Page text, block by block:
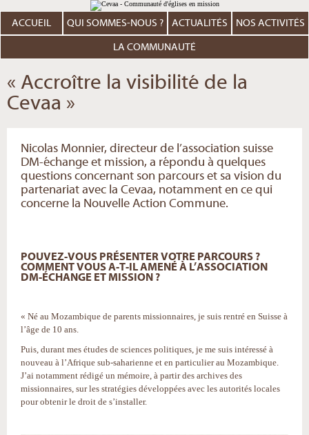
au
contenu.
Aller
personnels
ACCUEIL QUI SOMMES-NOUS ? ACTUALITÉS NOS ACTIVITÉS
LA COMMUNAUTÉ
« Accroître la visibilité de la
Cevaa »
Nicolas Monnier, directeur de l’association suisse
DM-échange et mission, a répondu à quelques
questions concernant son parcours et sa vision du
partenariat avec la Cevaa, notamment en ce qui
concerne la Nouvelle Action Commune.
POUVEZ-VOUS PRÉSENTER VOTRE PARCOURS ?
COMMENT VOUS A-T-IL AMENÉ À L’ASSOCIATION
DM-ÉCHANGE ET MISSION ?
« Né au Mozambique de parents missionnaires, je suis rentré en Suisse à
l’âge de 10 ans.
Puis, durant mes études de sciences politiques, je me suis intéressé à
nouveau à l’Afrique sub-saharienne et en particulier au Mozambique.
J’ai notamment rédigé un mémoire, à partir des archives des
missionnaires, sur les stratégies développées avec les autorités locales
pour obtenir le droit de s’installer.